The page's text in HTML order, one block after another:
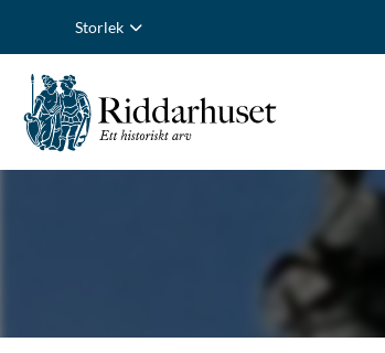
Storlek